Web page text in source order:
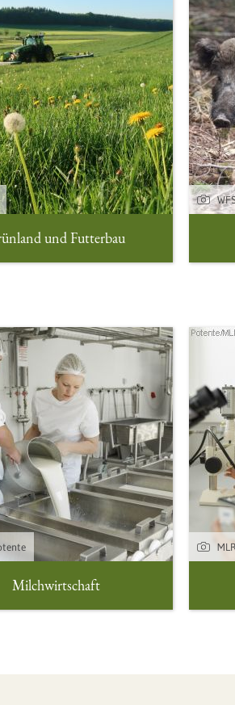
und Futterbau
Milchwirtschaft